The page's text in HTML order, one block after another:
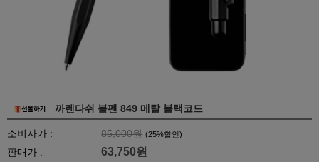
까렌다쉬 볼펜 849 메탈 블랙코드
소비자가 : 85,000원 (25%할인)
판매가 : 63,750원